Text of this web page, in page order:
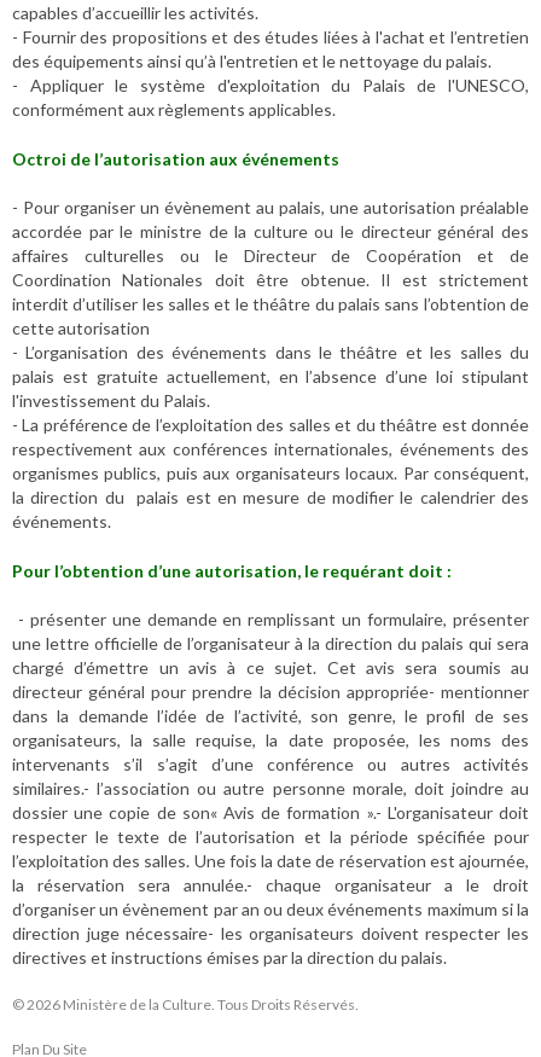
capables d’accueillir les activités.
- Fournir des propositions et des études liées à l'achat et l’entretien
des équipements ainsi qu’à l'entretien et le nettoyage du palais.
- Appliquer le système d'exploitation du Palais de l'UNESCO,
conformément aux règlements applicables.
Octroi de l’autorisation aux événements
- Pour organiser un évènement au palais, une autorisation préalable
accordée par le ministre de la culture ou le directeur général des
affaires culturelles ou le Directeur de Coopération et de
Coordination Nationales doit être obtenue. Il est strictement
interdit d’utiliser les salles et le théâtre du palais sans l’obtention de
cette autorisation
- L’organisation des événements dans le théâtre et les salles du
palais est gratuite actuellement, en l’absence d’une loi stipulant
l'investissement du Palais.
- La préférence de l’exploitation des salles et du théâtre est donnée
respectivement aux conférences internationales, événements des
organismes publics, puis aux organisateurs locaux. Par conséquent,
la direction du palais est en mesure de modifier le calendrier des
événements.
Pour l’obtention d’une autorisation, le requérant doit :
- présenter une demande en remplissant un formulaire, présenter
une lettre officielle de l’organisateur à la direction du palais qui sera
chargé d’émettre un avis à ce sujet. Cet avis sera soumis au
directeur général pour prendre la décision appropriée- mentionner
dans la demande l’idée de l’activité, son genre, le profil de ses
organisateurs, la salle requise, la date proposée, les noms des
intervenants s’il s’agit d’une conférence ou autres activités
similaires.- l’association ou autre personne morale, doit joindre au
dossier une copie de son« Avis de formation ».- L'organisateur doit
respecter le texte de l’autorisation et la période spécifiée pour
l’exploitation des salles. Une fois la date de réservation est ajournée,
la réservation sera annulée.- chaque organisateur a le droit
d’organiser un évènement par an ou deux événements maximum si la
direction juge nécessaire- les organisateurs doivent respecter les
directives et instructions émises par la direction du palais.
© 2026 Ministère de la Culture. Tous Droits Réservés.
Plan Du Site